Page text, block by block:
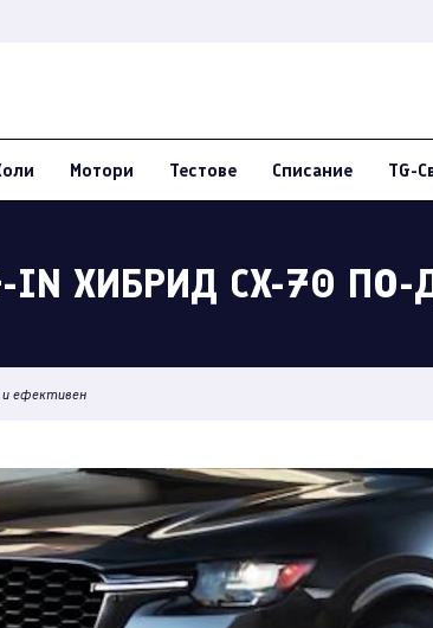
Мотори Тестове Списание TG-
IN ХИБРИД CX-70
и ефективен